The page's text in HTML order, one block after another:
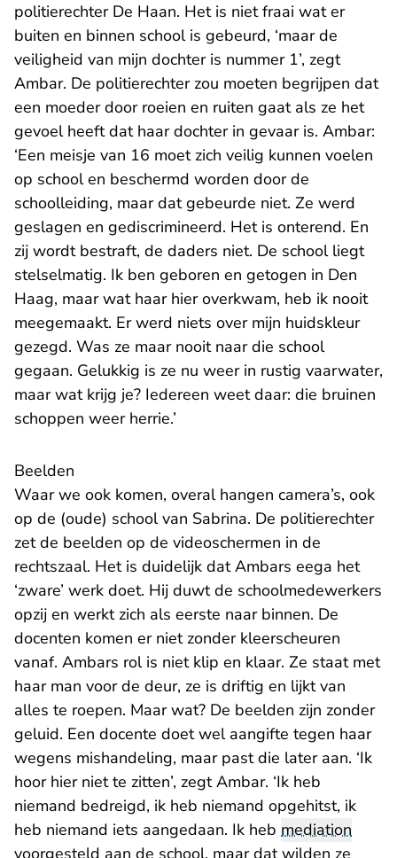
politierechter De Haan. Het is niet fraai wat er
buiten en binnen school is gebeurd, ‘maar de
veiligheid van mijn dochter is nummer 1’, zegt
Ambar. De politierechter zou moeten begrijpen dat
een moeder door roeien en ruiten gaat als ze het
gevoel heeft dat haar dochter in gevaar is. Ambar:
‘Een meisje van 16 moet zich veilig kunnen voelen
op school en beschermd worden door de
schoolleiding, maar dat gebeurde niet. Ze werd
geslagen en gediscrimineerd. Het is onterend. En
zij wordt bestraft, de daders niet. De school liegt
stelselmatig. Ik ben geboren en getogen in Den
Haag, maar wat haar hier overkwam, heb ik nooit
meegemaakt. Er werd niets over mijn huidskleur
gezegd. Was ze maar nooit naar die school
gegaan. Gelukkig is ze nu weer in rustig vaarwater,
maar wat krijg je? Iedereen weet daar: die bruinen
schoppen weer herrie.’
Beelden
Waar we ook komen, overal hangen camera’s, ook
op de (oude) school van Sabrina. De politierechter
zet de beelden op de videoschermen in de
rechtszaal. Het is duidelijk dat Ambars eega het
‘zware’ werk doet. Hij duwt de schoolmedewerkers
opzij en werkt zich als eerste naar binnen. De
docenten komen er niet zonder kleerscheuren
vanaf. Ambars rol is niet klip en klaar. Ze staat met
haar man voor de deur, ze is driftig en lijkt van
alles te roepen. Maar wat? De beelden zijn zonder
geluid. Een docente doet wel aangifte tegen haar
wegens mishandeling, maar past die later aan. ‘Ik
hoor hier niet te zitten’, zegt Ambar. ‘Ik heb
niemand bedreigd, ik heb niemand opgehitst, ik
heb niemand iets aangedaan. Ik heb mediation
voorgesteld aan de school, maar dat wilden ze